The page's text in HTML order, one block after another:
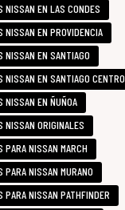
NISSAN EN LAS CONDES
NISSAN EN PROVIDENCIA
NISSAN EN SANTIAGO
NISSAN EN SANTIAGO CENTRO
NISSAN EN ÑUÑOA
NISSAN ORIGINALES
PARA NISSAN MARCH
PARA NISSAN MURANO
PARA NISSAN PATHFINDER